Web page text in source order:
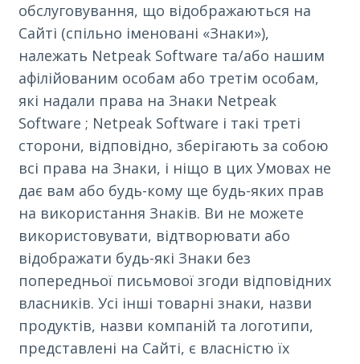
обслуговування, що відображаються на
Сайті (спільно іменовані «Знаки»),
належать Netpeak Software та/або нашим
афілійованим особам або третім особам,
які надали права на Знаки Netpeak
Software ; Netpeak Software і такі треті
сторони, відповідно, зберігають за собою
всі права на Знаки, і ніщо в цих Умовах не
дає вам або будь-кому ще будь-яких прав
на використання Знаків. Ви не можете
використовувати, відтворювати або
відображати будь-які Знаки без
попередньої письмової згоди відповідних
власників. Усі інші товарні знаки, назви
продуктів, назви компаній та логотипи,
представлені на Сайті, є власністю їх